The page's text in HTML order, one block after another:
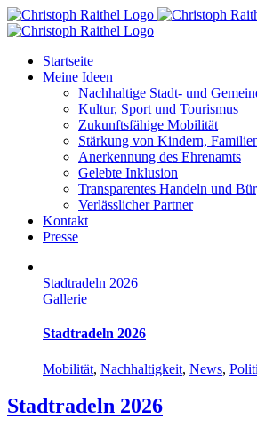
Skip
to
Startseite
Meine Ideen
Nachhaltige Stadt- und
Kultur, Sport und Tourismus
Zukunftsfähige Mobilität
Stärkung von Kindern,
Anerkennung des Ehrenamts
Gelebte Inklusion
Transparentes Handeln und
Verlässlicher Partner
Kontakt
Presse
Stadtradeln 2026
Gallerie
Stadtradeln 2026
Mobilität, Nachhaltigkeit, News,
Stadtradeln 2026